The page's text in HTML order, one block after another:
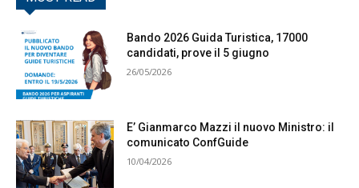
Bando 2026 Guida Turistica, 17000
candidati, prove il 5 giugno
26/05/2026
E’ Gianmarco Mazzi il nuovo Ministro: il
comunicato ConfGuide
10/04/2026